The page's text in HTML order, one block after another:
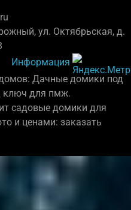
ул. Октябрьская, д.
Информация
Дачные домики под
ключ для пмж.
садовые домики для
и ценами: заказать